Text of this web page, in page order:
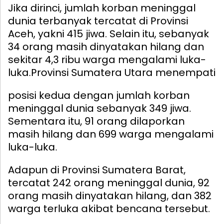
Jika dirinci, jumlah korban meninggal
dunia terbanyak tercatat di Provinsi
Aceh, yakni 415 jiwa. Selain itu, sebanyak
34 orang masih dinyatakan hilang dan
sekitar 4,3 ribu warga mengalami luka-
luka.Provinsi Sumatera Utara menempati
posisi kedua dengan jumlah korban
meninggal dunia sebanyak 349 jiwa.
Sementara itu, 91 orang dilaporkan
masih hilang dan 699 warga mengalami
luka-luka.
Adapun di Provinsi Sumatera Barat,
tercatat 242 orang meninggal dunia, 92
orang masih dinyatakan hilang, dan 382
warga terluka akibat bencana tersebut.